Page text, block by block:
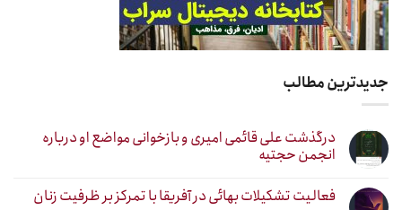
جدیدترین مطالب
درگذشت علی قائمی امیری و بازخوانی مواضع او درباره
انجمن حجتیه
فعالیت تشکیلات بهائی در آفریقا با تمرکز بر ظرفیت زنان